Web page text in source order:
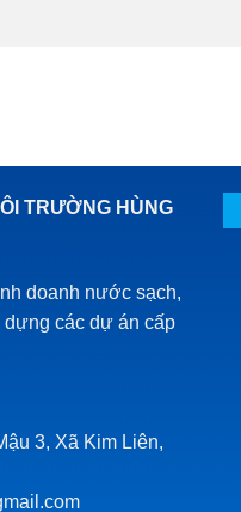
TRƯỜNG HÙNG
doanh nước sạch,
các dự án cấp
3, Xã Kim Liên,